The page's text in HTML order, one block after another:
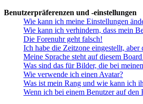
Benutzerpräferenzen und -einstellungen
Wie kann ich meine Einstellungen
Wie kann ich verhindern, dass mein
Die Forenuhr geht falsch!
Ich habe die Zeitzone eingestellt,
Meine Sprache steht auf diesem
Was sind das für Bilder, die bei
Wie verwende ich einen Avatar?
Was ist mein Rang und wie kann ich
Wenn ich bei einem Benutzer auf